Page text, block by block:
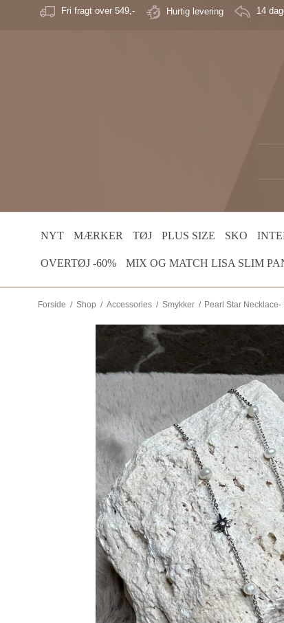
Fri fragt over 549,- Hurtig levering 14
NYT MÆRKER TØJ PLUS SIZE SKO
OVERTØJ -60% MIX OG MATCH LISA SLIM
Forside / Shop / Accessories / Smykker / Pearl Star Necklace-